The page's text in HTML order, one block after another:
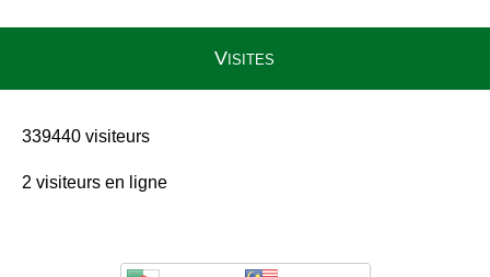
Visites
339440 visiteurs
2 visiteurs en ligne